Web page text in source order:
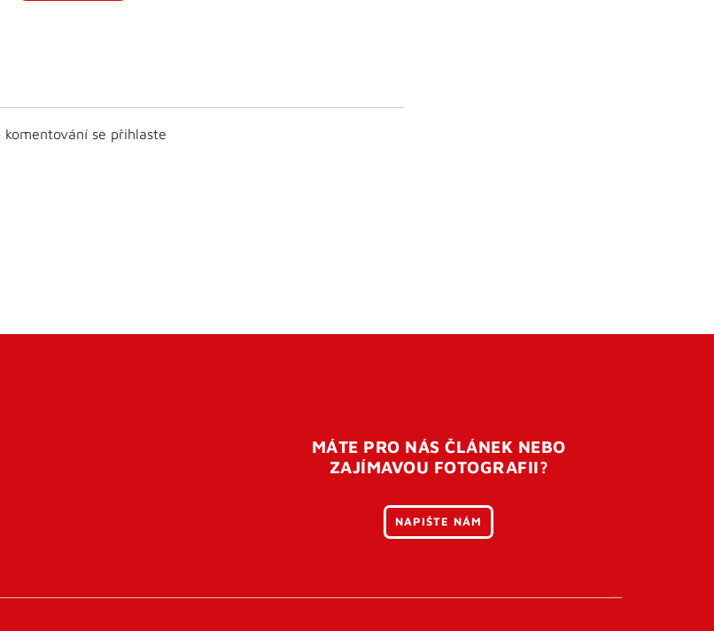
komentování se přihlaste
MÁTE PRO NÁS ČLÁNEK NEBO
ZAJÍMAVOU FOTOGRAFII?
NAPIŠTE NÁM